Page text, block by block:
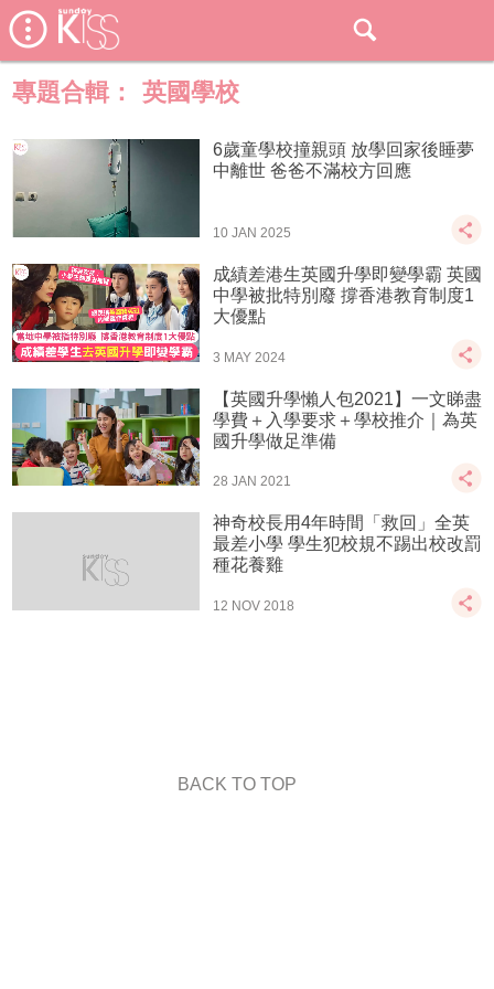
專題合輯： 英國學校
6歲童學校撞親頭 放學回家後睡夢
中離世 爸爸不滿校方回應
10 JAN 2025
成績差港生英國升學即變學霸 英國
中學被批特別廢 撐香港教育制度1
大優點
3 MAY 2024
【英國升學懶人包2021】一文睇盡
學費＋入學要求＋學校推介｜為英
國升學做足準備
28 JAN 2021
神奇校長用4年時間「救回」全英
最差小學 學生犯校規不踢出校改罰
種花養雞
12 NOV 2018
BACK TO TOP